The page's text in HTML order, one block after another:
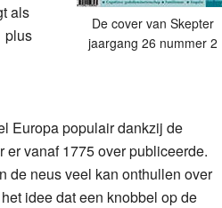
De cover van Skepter
jaargang 26 nummer 2
als
plus
Europa populair dankzij de
vanaf 1775 over publiceerde.
de neus veel kan onthullen over
idee dat een knobbel op de